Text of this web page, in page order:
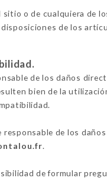
o de cualquiera de
de los
de los daños
bien de la
responsable de los
.
de formular